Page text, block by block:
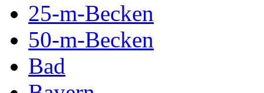
25-m-Becken
50-m-Becken
Bad